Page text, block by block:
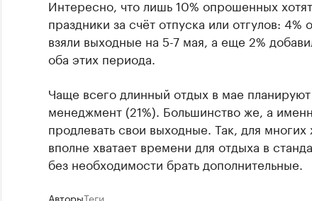
Интересно, что лишь 10% опрошенных
праздники за счёт отпуска или отгулов:
взяли выходные на 5-7 мая, а еще 2%
оба этих периода.
Чаще всего длинный отдых в мае
менеджмент (21%). Большинство же, а
продлевать свои выходные. Так, для
вполне хватает времени для отдыха в
без необходимости брать дополнительные.
АвторыТеги